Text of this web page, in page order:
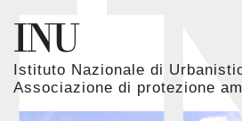
Istituto Nazionale di
Associazione di protezione